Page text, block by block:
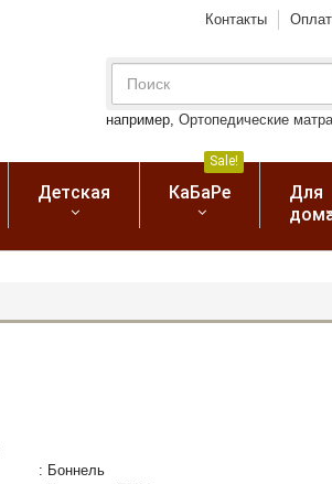
Контакты
например, Ортопедические
Детская КаБаРе
Sale!
Для
: Боннель